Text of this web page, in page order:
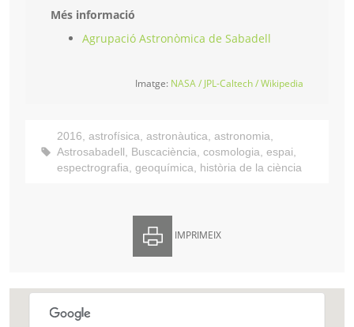
Més informació
Agrupació Astronòmica de Sabadell
Imatge: NASA / JPL-Caltech / Wikipedia
2016, astrofísica, astronàutica, astronomia,
Astrosabadell, Buscaciència, cosmologia, espai,
espectrografia, geoquímica, història de la ciència
IMPRIMEIX